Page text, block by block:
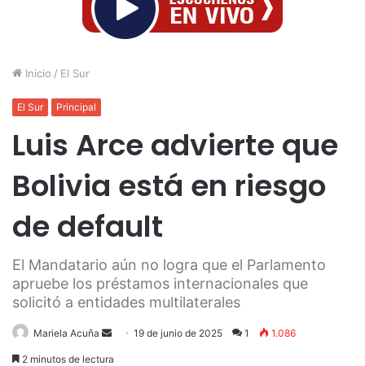
Inicio / El Sur
El Sur Principal
Luis Arce advierte que
Bolivia está en riesgo
de default
El Mandatario aún no logra que el Parlamento
apruebe los préstamos internacionales que
solicitó a entidades multilaterales
Mariela Acuña
Send19 de junio de 2025 1 1.086
2 minutos de lectura